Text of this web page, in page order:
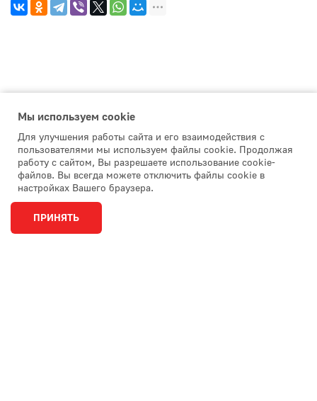
Мы используем сookie
Для улучшения работы сайта и его взаимодействия с
пользователями мы используем файлы cookie. Продолжая
работу с сайтом, Вы разрешаете использование cookie-
файлов. Вы всегда можете отключить файлы cookie в
настройках Вашего браузера.
ПРИНЯТЬ